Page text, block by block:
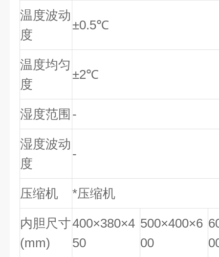
温度波动
度
±0.5℃
温度均匀
度
±2℃
湿度范围 -
湿度波动
度
-
压缩机 *压缩机
内胆尺寸
(mm)
400×380×4
50
500×400×6
00